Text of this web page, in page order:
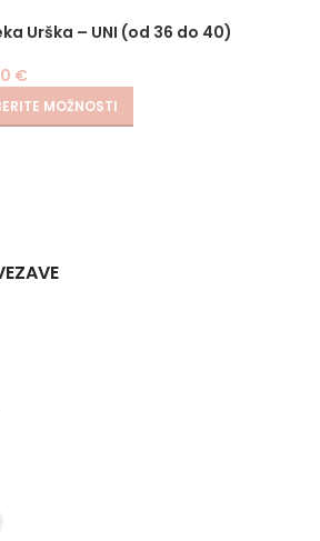
Urška – UNI (od 36 do 40)
€
MOŽNOSTI